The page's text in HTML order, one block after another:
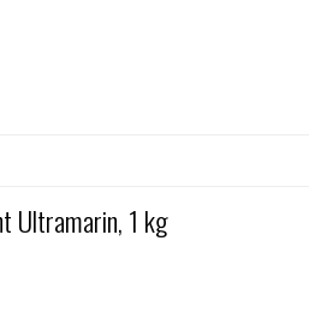
Ultramarin, 1 kg